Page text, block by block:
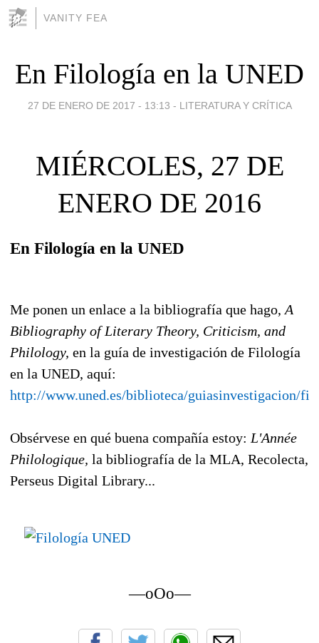
VANITY FEA
En Filología en la UNED
27 DE ENERO DE 2017 - 13:13 - LITERATURA Y CRÍTICA
MIÉRCOLES, 27 DE
ENERO DE 2016
En Filología en la UNED
Me ponen un enlace a la bibliografía que hago, A
Bibliography of Literary Theory, Criticism, and
Philology, en la guía de investigación de Filología
en la UNED, aquí:
http://www.uned.es/biblioteca/guiasinvestigacion/
Obsérvese en qué buena compañía estoy: L'Année
Philologique, la bibliografía de la MLA, Recolecta,
Perseus Digital Library...
—oOo—